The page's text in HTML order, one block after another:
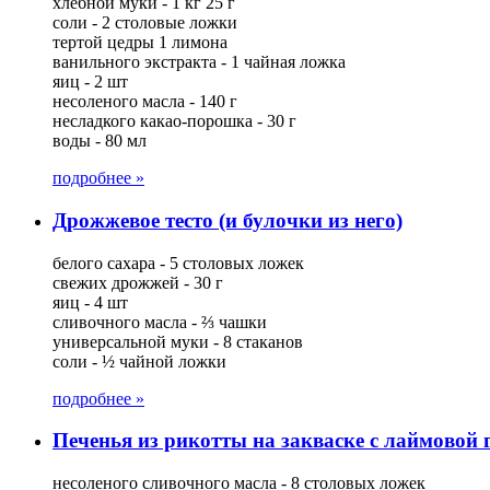
соли - 2 столовые ложки
тертой цедры 1 лимона
ванильного экстракта - 1 чайная ложка
яиц - 2 шт
несоленого масла - 140 г
несладкого какао-порошка - 30 г
воды - 80 мл
подробнее »
Дрожжевое тесто (и булочки из него)
белого сахара - 5 столовых ложек
свежих дрожжей - 30 г
яиц - 4 шт
сливочного масла - ⅔ чашки
универсальной муки - 8 стаканов
соли - ½ чайной ложки
подробнее »
Печенья из рикотты на закваске с лаймовой
несоленого сливочного масла - 8 столовых ложек